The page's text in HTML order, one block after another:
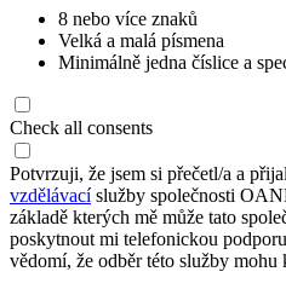
8 nebo více znaků
Velká a malá písmena
Minimálně jedna číslice a
Check all consents
Potvrzuji, že jsem si přečetl/a a
vzdělávacíslužby společnosti
základě kterých mě může tato
poskytnout mi telefonickou
vědomí, že odběr této služby